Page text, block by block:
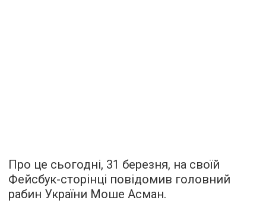
Про це сьогодні, 31 березня, на своїй
Фейсбук-сторінці повідомив головний
рабин України Моше Асман.